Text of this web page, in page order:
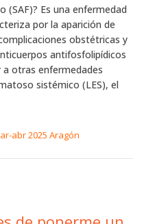
(SAF)? Es una enfermedad
por la aparición de
obstétricas y
antifosfolipídicos
a otras enfermedades
sistémico (LES), el
abr 2025 Aragón